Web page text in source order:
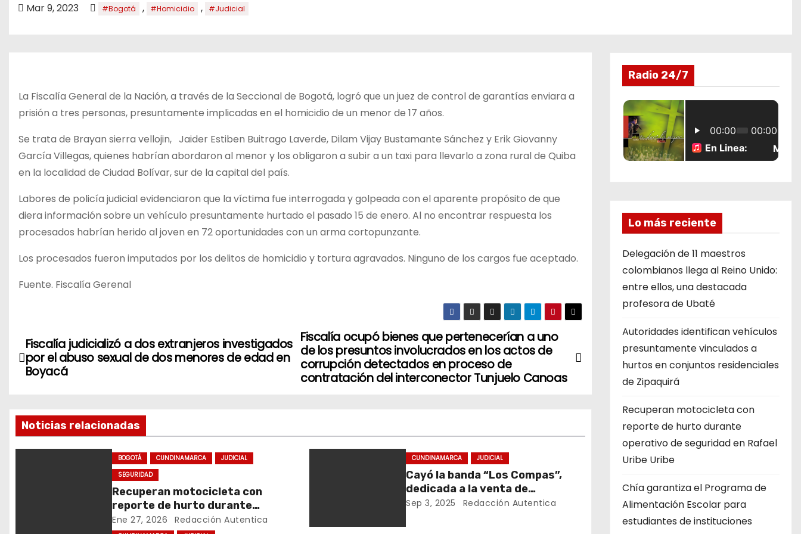
Mar 9, 2023 #Bogotá , #Homicidio , #Judicial
La Fiscalía General de la Nación, a través de la Seccional de Bogotá, logró que un juez de control de garantías enviara a
prisión a tres personas, presuntamente implicadas en el homicidio de un menor de 17 años.
Se trata de Brayan sierra vellojin, Jaider Estiben Buitrago Laverde, Dilam Vijay Bustamante Sánchez y Erik Giovanny
García Villegas, quienes habrían abordaron al menor y los obligaron a subir a un taxi para llevarlo a zona rural de Quiba
en la localidad de Ciudad Bolívar, sur de la capital del país.
Labores de policía judicial evidenciaron que la víctima fue interrogada y golpeada con el aparente propósito de que
diera información sobre un vehículo presuntamente hurtado el pasado 15 de enero. Al no encontrar respuesta los
procesados habrían herido al joven en 72 oportunidades con un arma cortopunzante.
Los procesados fueron imputados por los delitos de homicidio y tortura agravados. Ninguno de los cargos fue aceptado.
Fuente. Fiscalía Gerenal
N
a
e
g
Fiscalía ocupó bienes que pertenecerían a uno
de los presuntos involucrados en los actos de
corrupción detectados en proceso de
contratación del interconector Tunjuelo Canoas
Fiscalía judicializó a dos extranjeros investigados
por el abuso sexual de dos menores de edad en
Boyacá
Noticias relacionadas
BOGOTÁ CUNDINAMARCA
JUDICIAL
SEGURIDAD
Recuperan motocicleta con
reporte de hurto durante
operativo de seguridad en
Ene 27, 2026 Redacción Autentica
CUNDINAMARCA JUDICIAL
Cayó la banda “Los Compas”,
dedicada a la venta de
estupefacientes a domicilio en
Sep 3, 2025 Redacción Autentica
Radio 24/7
Lo más reciente
Delegación de 11 maestros
colombianos llega al Reino Unido:
entre ellos, una destacada
profesora de Ubaté
Autoridades identifican vehículos
presuntamente vinculados a
hurtos en conjuntos residenciales
de Zipaquirá
Recuperan motocicleta con
reporte de hurto durante
operativo de seguridad en Rafael
Uribe Uribe
Chía garantiza el Programa de
Alimentación Escolar para
estudiantes de instituciones